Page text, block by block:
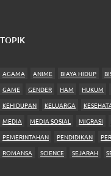
TOPIK
AGAMA ANIME BIAYA HIDUP
GAME
GENDER HAM HUKUM
KEHIDUPAN
KELUARGA
MEDIA
MEDIA SOSIAL MIGRASI
PEMERINTAHAN
PENDIDIKAN
ROMANSA
SCIENCE SEJARAH